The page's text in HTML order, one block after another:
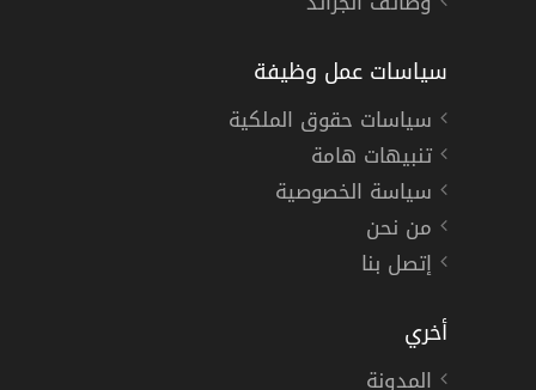
سياسات عمل وظيفة
سياسات حقوق الملكية
تنبيهات هامة
سياسة الخصوصية
من نحن
إتصل بنا
أخري
المدونة